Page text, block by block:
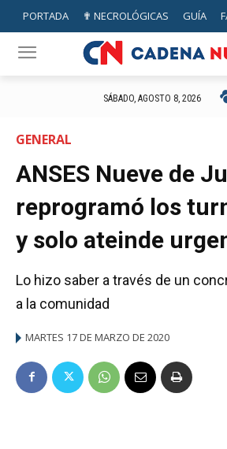
PORTADA ✟ NECROLÓGICAS GUÍA
SÁBADO, AGOSTO 8, 2026
GENERAL
ANSES Nueve de
reprogramó los
y solo ateinde
Lo hizo saber a través de un
a la comunidad
MARTES 17 DE MARZO DE 2020